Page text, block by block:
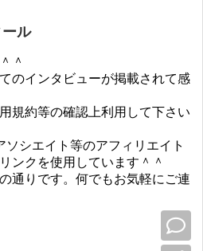
ル
＾
のインタビューが掲載されて感
規約等の確認上利用して下さい
シエイト等のアフィリエイト
ンクを使用しています＾＾
通りです。何でもお気軽にご連